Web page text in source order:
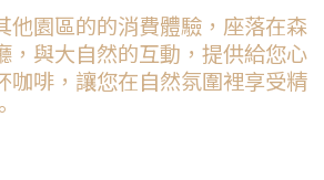
他園區的的消費體驗，座落在森
，與大自然的互動，提供給您心
咖啡，讓您在自然氛圍裡享受精